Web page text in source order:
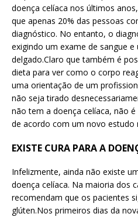
doença celíaca nos últimos
que apenas 20% das pessoas
diagnóstico. No entanto, o
exigindo um exame de sangue
delgado.Claro que também é
dieta para ver como o corpo
uma orientação de um
não seja tirado
não tem a doença celíaca, não
de acordo com um novo estudo
EXISTE CURA PARA A
Infelizmente, ainda não existe
doença celíaca. Na maioria dos
recomendam que os pacientes
glúten.Nos primeiros dias da